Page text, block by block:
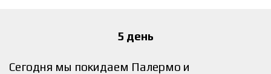
5 день
Сегодня мы покидаем Палермо и